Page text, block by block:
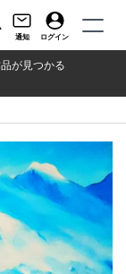
通知 ログイン
が見つかる